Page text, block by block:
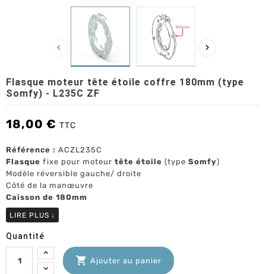
 
Flasque moteur tête étoile coffre 180mm (type
Somfy) - L235C ZF
18,00 € TTC
Référence : ACZL235C
Flasque fixe pour moteur tête étoile (type Somfy)
Modèle réversible gauche/ droite
Côté de la manœuvre
Caisson de 180mm
LIRE PLUS ↓
Quantité
 Ajouter au panier